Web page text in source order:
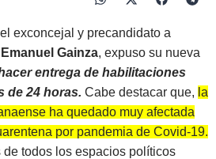
exconcejal y precandidato a
Emanuel Gainza, expuso su nueva
entrega de habilitaciones
de 24 horas. Cabe destacar que, la
ha quedado muy afectada
por pandemia de Covid-19.
todos los espacios políticos